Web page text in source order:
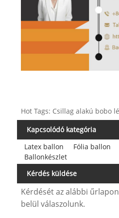
Hot Tags: Csillag alakú bobo
Kapcsolódó kategória
Latex ballon
Fólia ballon
Ballonkészlet
Kérdés küldése
Kérdését az alábbi
belül válaszolunk.